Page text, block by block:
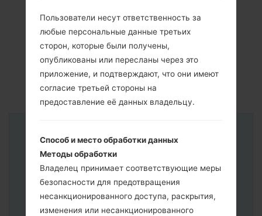
Инструкции
Пользователи несут ответственность за
любые персональные данные третьих
сторон, которые были получены,
опубликованы или пересланы через это
приложение, и подтверждают, что они имеют
согласие третьей стороны на
предоставление её данных владельцу.
Способ и место обработки данных
Методы обработки
Владелец принимает соответствующие меры
безопасности для предотвращения
несанкционированного доступа, раскрытия,
изменения или несанкционированного